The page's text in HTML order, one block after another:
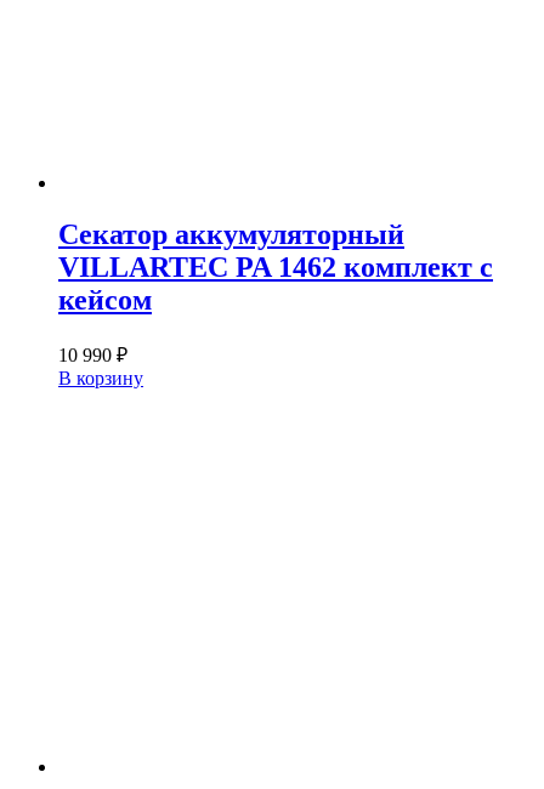
Секатор аккумуляторный
VILLARTEC PA 1462 комплект с
кейсом
10 990 ₽
В корзину